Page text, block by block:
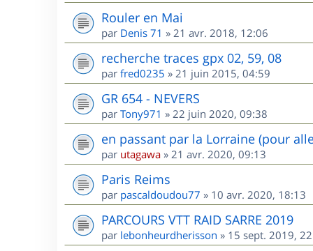
Rouler en Mai
par Denis 71 » 21 avr. 2018, 12:06
recherche traces gpx 02, 59, 08
par fred0235 » 21 juin 2015, 04:59
GR 654 - NEVERS
par Tony971 » 22 juin 2020, 09:38
en passant par la Lorraine (pour
par utagawa » 21 avr. 2020, 09:13
Paris Reims
par pascaldoudou77 » 10 avr. 2020, 18:13
PARCOURS VTT RAID SARRE 2019
par lebonheurdherisson » 15 sept. 2019,